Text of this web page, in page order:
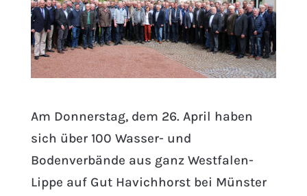
Am Donnerstag, dem 26. April haben
sich über 100 Wasser- und
Bodenverbände aus ganz Westfalen-
Lippe auf Gut Havichhorst bei Münster